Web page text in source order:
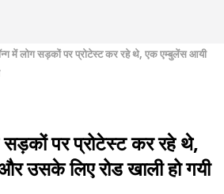
में लोग सड़कों पर प्रोटेस्ट कर रहे थे, एक एम्बुलेंस आयी
सड़कों पर प्रोटेस्ट कर रहे थे,
उसके लिए रोड खाली हो गयी